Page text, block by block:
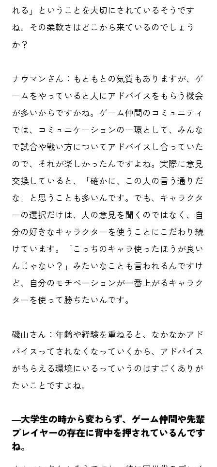
れる」ということを大切にされているそうです
ね。その柔軟さはどこから来ているのでしょう
か？
ナウマンさん：もともとの気質もありますが、ゲ
ームをやっていると人にアドバイスをもらう機会
が多いからですかね。ゲーム仲間のコミュニティ
では、コミュニケーションの一環として、みんな
で試合や戦い方についてアドバイスし合っていた
ので、それが楽しかったんですよね。実際に意見
交換していると、「確かに、この人の言う通りだ
な」と思うことも多いんです。でも、キャラクタ
ーの選択だけは、人の意見を聞くのではなく、自
分の好きなキャラクターを使うことにこだわり続
けています。「こっちのキャラ使ったほうが良い
んじゃない？」みたいなことも言われるんですけ
ど、自分のモチベーションが一番上がるキャラク
ターを使って勝ちたいんです。
磯山さん：年齢や経験を重ねると、なかなかアド
バイスってされなくなっていくから、アドバイス
がもらえる環境にいるっていうのはすごくありが
たいことですよね。
―大学生の時から変わらず、ゲーム仲間や先輩
プレイヤーの存在に背中を押されているんです
ね。